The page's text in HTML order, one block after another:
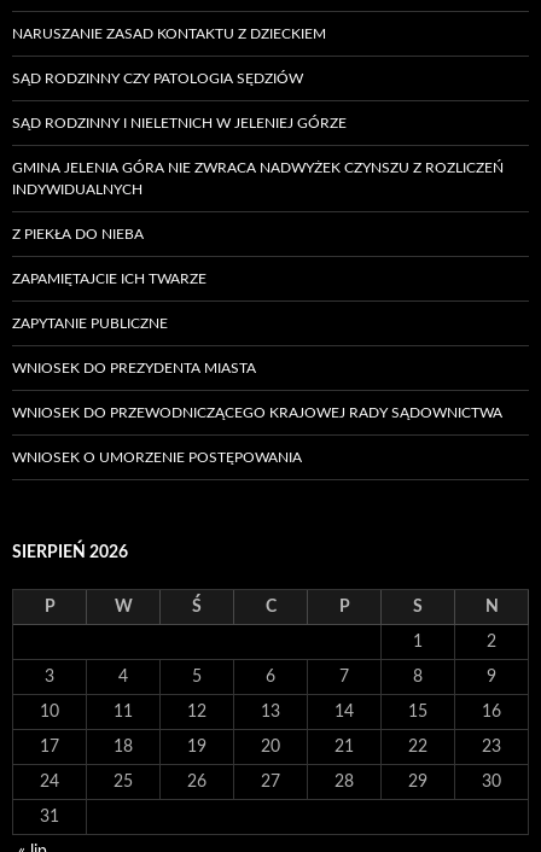
NARUSZANIE ZASAD KONTAKTU Z DZIECKIEM
SĄD RODZINNY CZY PATOLOGIA SĘDZIÓW
SĄD RODZINNY I NIELETNICH W JELENIEJ GÓRZE
GMINA JELENIA GÓRA NIE ZWRACA NADWYŻEK CZYNSZU Z ROZLICZEŃ
INDYWIDUALNYCH
Z PIEKŁA DO NIEBA
ZAPAMIĘTAJCIE ICH TWARZE
ZAPYTANIE PUBLICZNE
WNIOSEK DO PREZYDENTA MIASTA
WNIOSEK DO PRZEWODNICZĄCEGO KRAJOWEJ RADY SĄDOWNICTWA
WNIOSEK O UMORZENIE POSTĘPOWANIA
SIERPIEŃ 2026
P W Ś C P S N
1 2
3 4 5 6 7 8 9
10 11 12 13 14 15 16
17 18 19 20 21 22 23
24 25 26 27 28 29 30
31